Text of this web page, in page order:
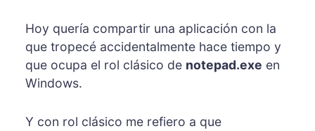
Hoy quería compartir una aplicación con la
que tropecé accidentalmente hace tiempo y
que ocupa el rol clásico de notepad.exe en
Windows.
Y con rol clásico me refiero a que